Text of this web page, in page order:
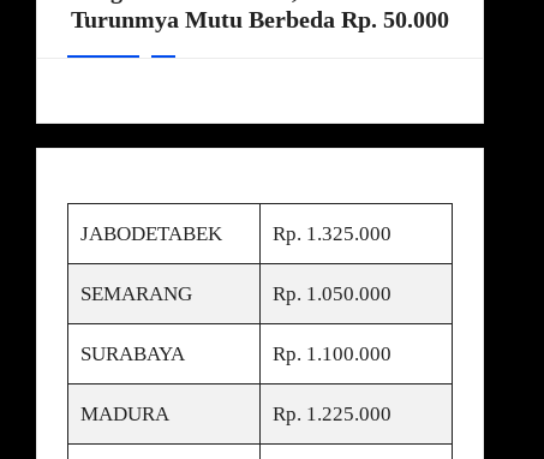
Turunmya Mutu Berbeda Rp. 50.000
JABODETABEK Rp. 1.325.000
SEMARANG Rp. 1.050.000
SURABAYA Rp. 1.100.000
MADURA Rp. 1.225.000